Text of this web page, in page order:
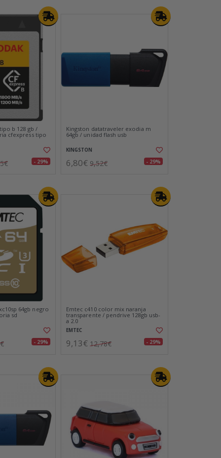
b 128 gb /
cfexpress tipo
- 29%
Kingston datatraveler exodia m
64gb / unidad flash usb
KINGSTON
6,80€ 9,52€ - 29%
64gb negro
sd
- 29%
Emtec c410 color mix naranja
transparente / pendrive 128gb usb-
a 2.0
EMTEC
9,13€ 12,78€ - 29%